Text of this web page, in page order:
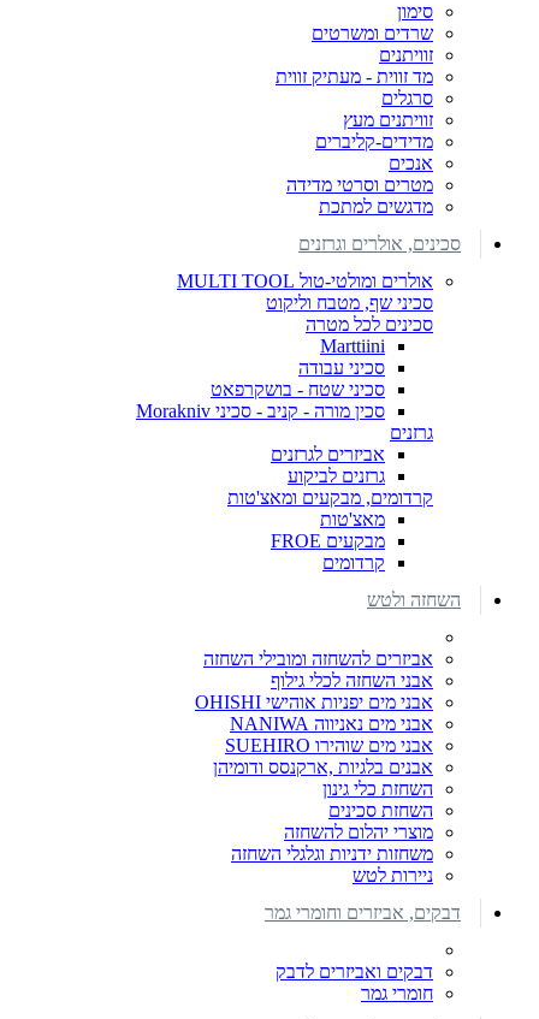
סימון
שרדים ומשרטים
זוויתנים
מד זווית - מעתיק זווית
סרגלים
זוויתנים מעץ
מדידים-קליברים
אנכים
מטרים וסרטי מדידה
מדגשים למתכת
סכינים, אולרים וגרזנים
אולרים ומולטי-טול MULTI TOOL
סכיני שף, מטבח וליקוט
סכינים לכל מטרה
Marttiini
סכיני עבודה
סכיני שטח - בושקרפאט
סכין מורה - קניב - סכיני Morakniv
גרזנים
אביזרים לגרזנים
גרזנים לביקוע
קרדומים, מבקעים ומאצ'טות
מאצ'טות
מבקעים FROE
קרדומים
השחזה ולטש
אביזרים להשחזה ומובילי השחזה
אבני השחזה לכלי גילוף
אבני מים יפניות אוהישי OHISHI
אבני מים נאניווה NANIWA
אבני מים שוהירו SUEHIRO
אבנים בלגיות ,ארקנסס ודומיהן
השחזת כלי גינון
השחזת סכינים
מוצרי יהלום להשחזה
משחזות ידניות וגלגלי השחזה
ניירות לטש
דבקים, אביזרים וחומרי גמר
דבקים ואביזרים לדבק
חומרי גמר